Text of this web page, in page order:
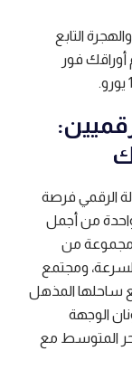
التابع
أوراقك فور
الرقمي فرصة
من أجمل
مجموعة من
السرعة، ومجتمع
ساحلها المذهل
الوجهة
المتوسط مع